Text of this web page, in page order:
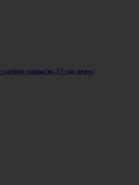
carbón compacta, 57 cm, negra